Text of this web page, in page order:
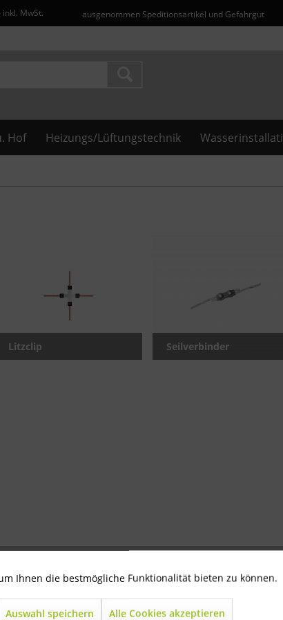
MwSt. ausgenommen Speditionsartikel und Gefahrgut
Hof Heizungs/Lüftungstechnik
Litzclip Seilverbinder
Aktiv
Ihnen die bestmögliche Funktionalität bieten zu können.
Auswahl speichern Alle Cookies akzeptieren